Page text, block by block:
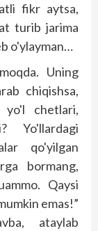
fikr aytsa,
turib jarima
o'ylayman…
Uning
chiqishsa,
yo'l chetlari,
Yo'llardagi
qo'yilgan
bormang,
Qaysi
emas!”
ataylab